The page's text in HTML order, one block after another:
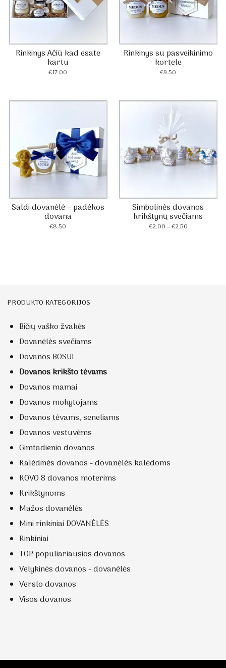
Rinkinys Ačiū kad esate
kartu
€17.00
Rinkinys su pasveikinimo
kortele
€9.50
Saldi dovanėlė – padėkos
dovana
€8.50
Simbolinės dovanos
krikštynų svečiams
€2.00 –€2.50Price
PRODUKTO KATEGORIJOS
Bičių vaško žvakės
Dovanėlės svečiams
Dovanos BOSUI
Dovanos krikšto tėvams
Dovanos mamai
Dovanos mokytojams
Dovanos tėvams, seneliams
Dovanos vestuvėms
Gimtadienio dovanos
Kalėdinės dovanos - dovanėlės kalėdoms
KOVO 8 dovanos moterims
Krikštynoms
Mažos dovanėlės
Mini rinkiniai DOVANĖLĖS
Rinkiniai
TOP populiariausios dovanos
Velykinės dovanos - dovanėlės
Verslo dovanos
Visos dovanos